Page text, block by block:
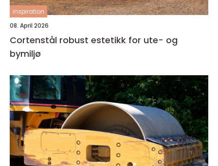
inspiration
08. April 2026
Cortenstål robust estetikk for ute- og
bymiljø